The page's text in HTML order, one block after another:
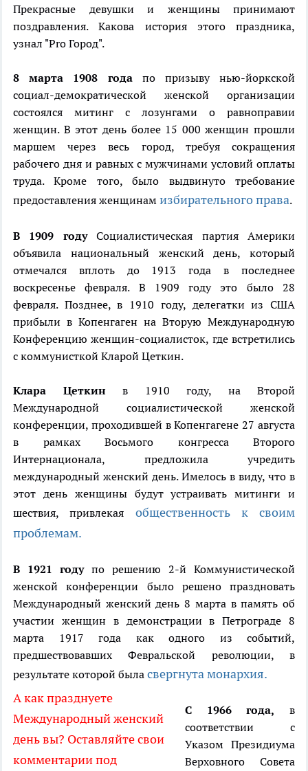
Прекрасные девушки и женщины принимают
поздравления. Какова история этого праздника,
узнал "Pro Город".
8 марта 1908 годапо призыву нью-йоркской
социал-демократической женской организации
состоялся митинг с лозунгами о равноправии
женщин. В этот день более 15 000 женщин прошли
маршем через весь город, требуя сокращения
рабочего дня и равных c мужчинами условий оплаты
труда. Кроме того, было выдвинуто требование
предоставления женщинам избирательного права.
В 1909 годуСоциалистическая партия Америки
объявила национальный женский день, который
отмечался вплоть до 1913 года в последнее
воскресенье февраля. В 1909 году это было 28
февраля. Позднее, в 1910 году, делегатки из США
прибыли в Копенгаген на Вторую Международную
Конференцию женщин-социалисток, где встретились
с коммунисткой Кларой Цеткин.
Клара Цеткин в 1910 году, на Второй
Международной социалистической женской
конференции, проходившей в Копенгагене 27 августа
в рамках Восьмого конгресса Второго
Интернационала, предложила учредить
международный женский день. Имелось в виду, что в
этот день женщины будут устраивать митинги и
шествия, привлекая общественность к своим
проблемам.
В 1921 годупо решению 2-й Коммунистической
женской конференции было решено праздновать
Международный женский день 8 марта в память об
участии женщин в демонстрации в Петрограде 8
марта 1917 года как одного из событий,
предшествовавших Февральской революции, в
результате которой была свергнута монархия.
А как празднуете
Международный женский
день вы? Оставляйте свои
комментарии под
С 1966 года, в
соответствии с
Указом Президиума
Верховного Совета